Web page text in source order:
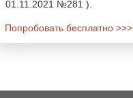
01.11.2021 №281 ).
Попробовать бесплатно >>>